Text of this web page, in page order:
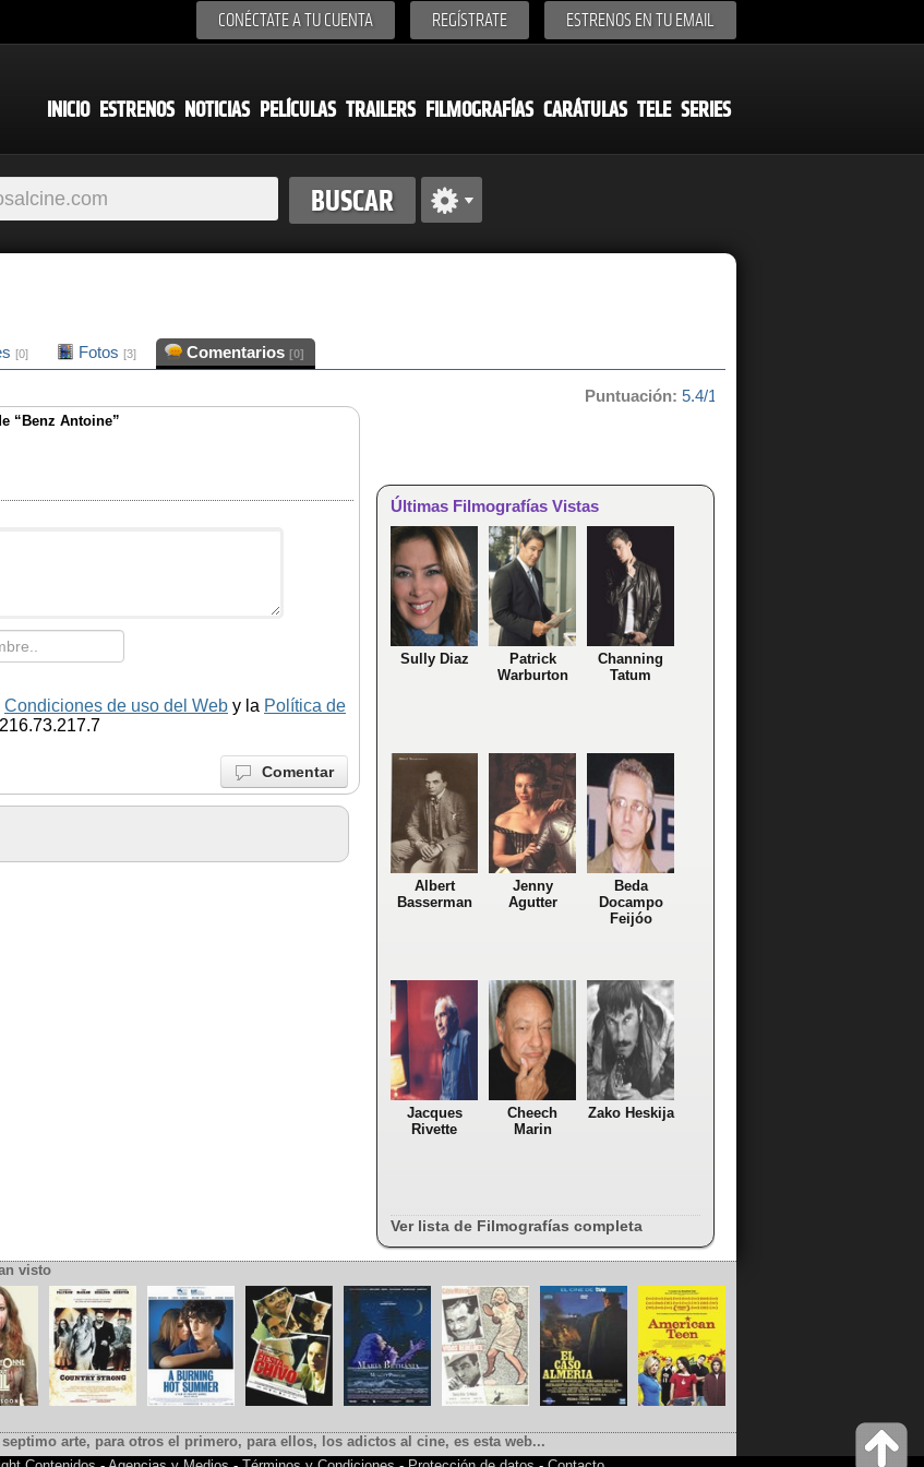
CONÉCTATE A TU CUENTA REGÍSTRATE ESTRENOS EN TU EMAIL
INICIO ESTRENOS NOTICIAS PELÍCULAS TRAILERS FILMOGRAFÍAS CARÁTULAS TELE SERIES
[0] Fotos [3] Comentarios [0]
“Benz Antoine”
Condiciones de uso del Web y la Política de
Comentar
Puntuación: 5.4/10 de 45 votos
Últimas Filmografías Vistas
Sully Diaz
Patrick
Warburton
Channing
Tatum
Albert
Basserman
Jenny
Agutter
Beda
Docampo
Feijóo
Jacques
Rivette
Cheech
Marin
Zako Heskija
Ver lista de Filmografías completa
visto
arte, para otros el primero, para ellos, los adictos al cine, es esta web...